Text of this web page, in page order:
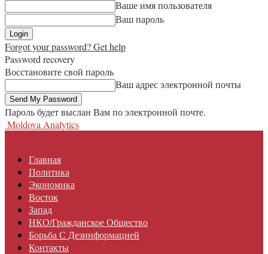
Ваше имя пользователя
Ваш пароль
Forgot your password? Get help
Password recovery
Восстановите свой пароль
Ваш адрес электронной почты
Пароль будет выслан Вам по электронной почте.
Moldova Analytics
Главная
Политика
Экономика
Восток
Запад
НКО/гражданское Общество
Борьба С Дезинформацией
Контакты